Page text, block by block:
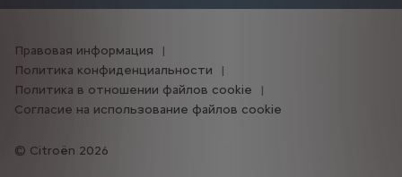
Citroën 2026
Правовая информация
Политика конфиденциальности
Политика в отношении файлов cookie
Согласие на использование файлов cookie